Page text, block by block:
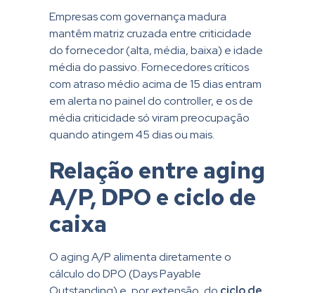
Empresas com governança madura
mantêm matriz cruzada entre criticidade
do fornecedor (alta, média, baixa) e idade
média do passivo. Fornecedores críticos
com atraso médio acima de 15 dias entram
em alerta no painel do controller, e os de
média criticidade só viram preocupação
quando atingem 45 dias ou mais.
Relação entre aging
A/P, DPO e ciclo de
caixa
O aging A/P alimenta diretamente o
cálculo do DPO (Days Payable